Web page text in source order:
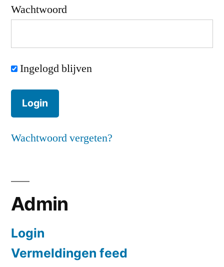
Wachtwoord
Ingelogd blijven
Wachtwoord vergeten?
Admin
Login
Vermeldingen feed